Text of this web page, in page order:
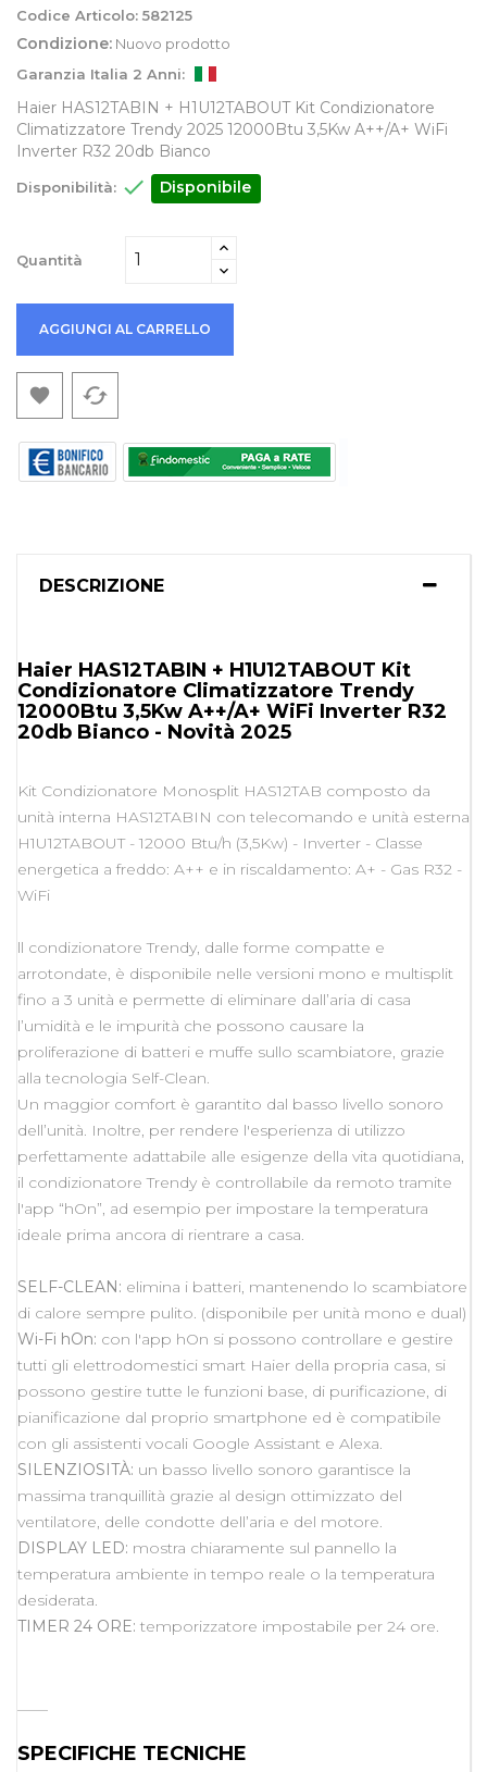
Codice Articolo: 582125
Condizione: Nuovo prodotto
Garanzia Italia 2 Anni:
Haier HAS12TABIN + H1U12TABOUT Kit Condizionatore
Climatizzatore Trendy 2025 12000Btu 3,5Kw A++/A+ WiFi
Inverter R32 20db Bianco
Disponibilità:  Disponibile
Quantità
AGGIUNGI AL CARRELLO
 cached
DESCRIZIONE
Haier HAS12TABIN + H1U12TABOUT Kit
Condizionatore Climatizzatore Trendy
12000Btu 3,5Kw A++/A+ WiFi Inverter R32
20db Bianco - Novità 2025
Kit Condizionatore Monosplit HAS12TAB composto da
unità interna HAS12TABIN con telecomando e unità esterna
H1U12TABOUT - 12000 Btu/h (3,5Kw) - Inverter - Classe
energetica a freddo: A++ e in riscaldamento: A+ - Gas R32 -
WiFi
ll condizionatore Trendy, dalle forme compatte e
arrotondate, è disponibile nelle versioni mono e multisplit
fino a 3 unità e permette di eliminare dall’aria di casa
l’umidità e le impurità che possono causare la
proliferazione di batteri e muffe sullo scambiatore, grazie
alla tecnologia Self-Clean.
Un maggior comfort è garantito dal basso livello sonoro
dell’unità. Inoltre, per rendere l'esperienza di utilizzo
perfettamente adattabile alle esigenze della vita quotidiana,
il condizionatore Trendy è controllabile da remoto tramite
l'app “hOn”, ad esempio per impostare la temperatura
ideale prima ancora di rientrare a casa.
SELF-CLEAN: elimina i batteri, mantenendo lo scambiatore
di calore sempre pulito. (disponibile per unità mono e dual)
Wi-Fi hOn: con l'app hOn si possono controllare e gestire
tutti gli elettrodomestici smart Haier della propria casa, si
possono gestire tutte le funzioni base, di purificazione, di
pianificazione dal proprio smartphone ed è compatibile
con gli assistenti vocali Google Assistant e Alexa.
SILENZIOSITÀ: un basso livello sonoro garantisce la
massima tranquillità grazie al design ottimizzato del
ventilatore, delle condotte dell’aria e del motore.
DISPLAY LED: mostra chiaramente sul pannello la
temperatura ambiente in tempo reale o la temperatura
desiderata.
TIMER 24 ORE: temporizzatore impostabile per 24 ore.
SPECIFICHE TECNICHE